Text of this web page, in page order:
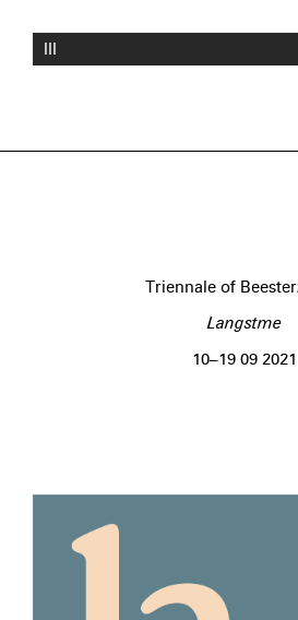
III
Triennale of
Langstme
10–19 09 2021